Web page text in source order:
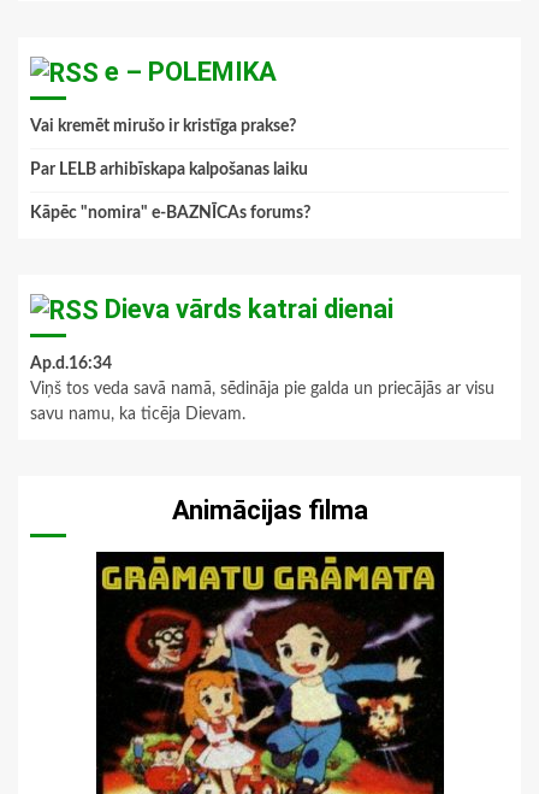
e – POLEMIKA
Vai kremēt mirušo ir kristīga prakse?
Par LELB arhibīskapa kalpošanas laiku
Kāpēc "nomira" e-BAZNĪCAs forums?
Dieva vārds katrai dienai
Ap.d.16:34
Viņš tos veda savā namā, sēdināja pie galda un priecājās ar visu
savu namu, ka ticēja Dievam.
Animācijas filma